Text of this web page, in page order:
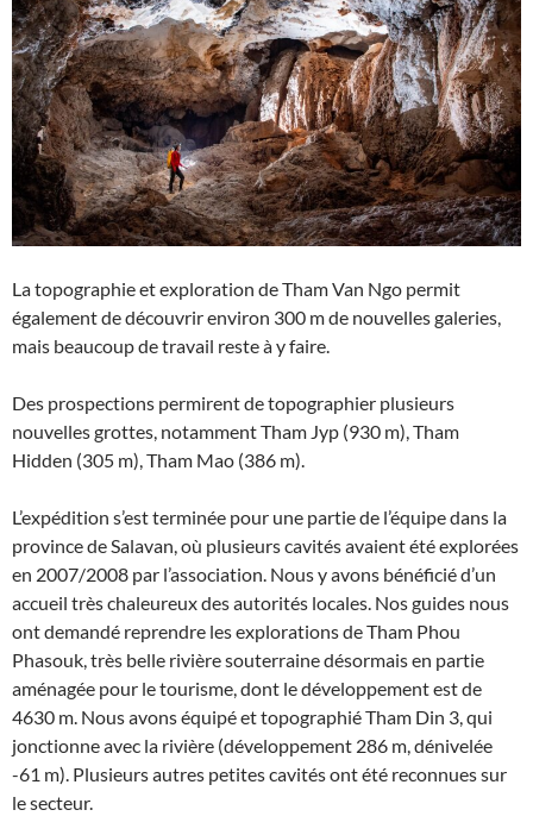
La topographie et exploration de Tham Van Ngo permit
également de découvrir environ 300 m de nouvelles galeries,
mais beaucoup de travail reste à y faire.
Des prospections permirent de topographier plusieurs
nouvelles grottes, notamment Tham Jyp (930 m), Tham
Hidden (305 m), Tham Mao (386 m).
L’expédition s’est terminée pour une partie de l’équipe dans la
province de Salavan, où plusieurs cavités avaient été explorées
en 2007/2008 par l’association. Nous y avons bénéficié d’un
accueil très chaleureux des autorités locales. Nos guides nous
ont demandé reprendre les explorations de Tham Phou
Phasouk, très belle rivière souterraine désormais en partie
aménagée pour le tourisme, dont le développement est de
4630 m. Nous avons équipé et topographié Tham Din 3, qui
jonctionne avec la rivière (développement 286 m, dénivelée
-61 m). Plusieurs autres petites cavités ont été reconnues sur
le secteur.